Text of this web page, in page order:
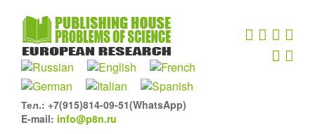
Тел.: +7(915)814-09-51(WhatsApp)
E-mail: info@p8n.ru